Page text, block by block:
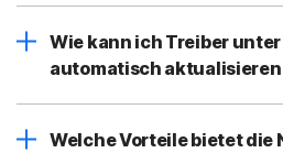
Wie kann ich Treiber
automatisch aktualisieren
Welche Vorteile bietet die